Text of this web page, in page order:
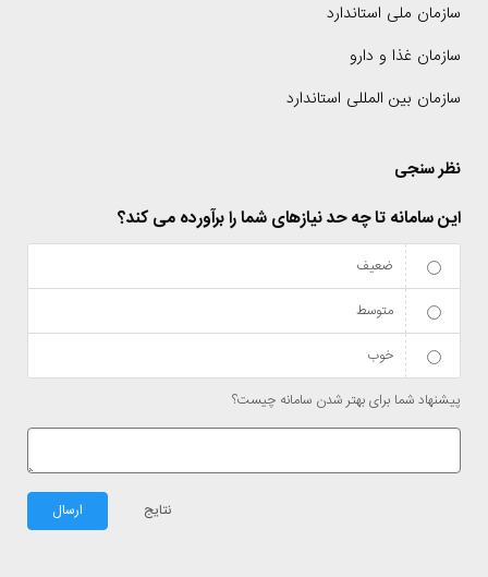
سازمان ملی استاندارد
سازمان غذا و دارو
سازمان بین المللی استاندارد
نظر سنجی
این سامانه تا چه حد نیازهای شما را برآورده می کند؟
ضعیف
متوسط
خوب
پیشنهاد شما برای بهتر شدن سامانه چیست؟
نتایج ارسال